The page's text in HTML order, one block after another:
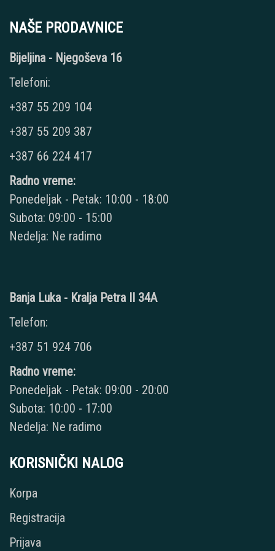
NAŠE PRODAVNICE
Bijeljina - Njegoševa 16
Telefoni:
+387 55 209 104
+387 55 209 387
+387 66 224 417
Radno vreme:
Ponedeljak - Petak: 10:00 - 18:00
Subota: 09:00 - 15:00
Nedelja: Ne radimo
Banja Luka - Kralja Petra II 34A
Telefon:
+387 51 924 706
Radno vreme:
Ponedeljak - Petak: 09:00 - 20:00
Subota: 10:00 - 17:00
Nedelja: Ne radimo
KORISNIČKI NALOG
Korpa
Registracija
Prijava